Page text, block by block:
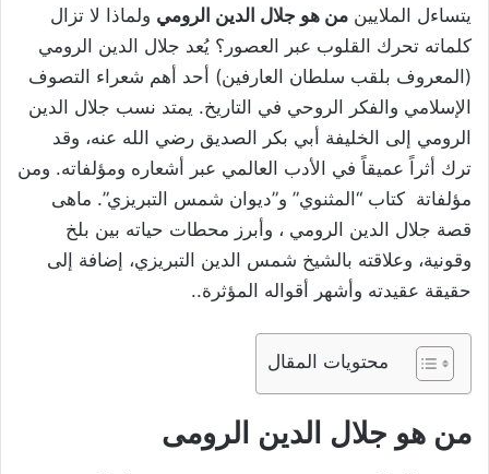
يتساءل الملايين من هو جلال الدين الرومي ولماذا لا تزال
كلماته تحرك القلوب عبر العصور؟ يُعد جلال الدين الرومي
(المعروف بلقب سلطان العارفين) أحد أهم شعراء التصوف
الإسلامي والفكر الروحي في التاريخ. يمتد نسب جلال الدين
الرومي إلى الخليفة أبي بكر الصديق رضي الله عنه، وقد
ترك أثراً عميقاً في الأدب العالمي عبر أشعاره ومؤلفاته. ومن
مؤلفاتة كتاب “المثنوي” و”ديوان شمس التبريزي”. ماهى
قصة جلال الدين الرومي ، وأبرز محطات حياته بين بلخ
وقونية، وعلاقته بالشيخ شمس الدين التبريزي، إضافة إلى
حقيقة عقيدته وأشهر أقواله المؤثرة..
محتويات المقال
من هو جلال الدين الرومى